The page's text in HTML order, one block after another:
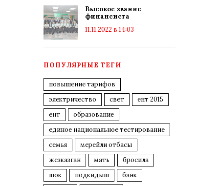
Высокое звание
финансиста
11.11.2022 в 14:03
ПОПУЛЯРНЫЕ ТЕГИ
повышение тарифов
электричество
свет
ент 2015
ент
образование
единое национальное тестирование
семья
мерейли отбасы
жезказган
мать
бросила
шок
подкидыш
банк